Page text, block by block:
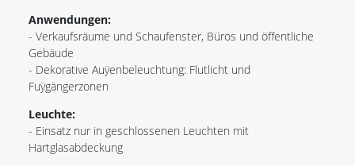
Anwendungen:
- Verkaufsräume und Schaufenster, Büros und öffentliche
Gebäude
- Dekorative Auÿenbeleuchtung: Flutlicht und
Fuÿgängerzonen
Leuchte:
- Einsatz nur in geschlossenen Leuchten mit
Hartglasabdeckung